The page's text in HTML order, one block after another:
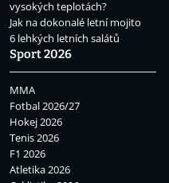
vysokých teplotách?
Jak na dokonalé letní mojito
6 lehkých letních salátů
Sport 2026
MMA
Fotbal 2026/27
Hokej 2026
Tenis 2026
F1 2026
Atletika 2026